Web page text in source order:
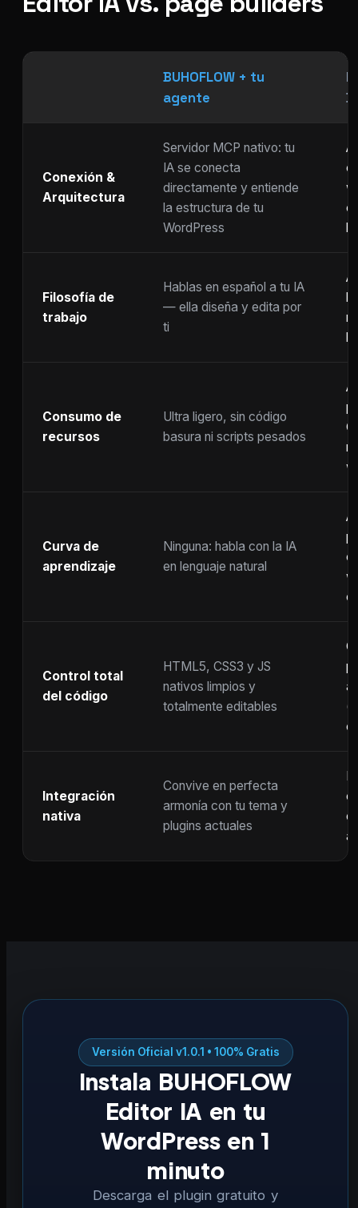
BUHOFLOW + tu
agente
Conexión &
Arquitectura
Servidor MCP nativo: tu
IA se conecta
directamente y entiende
la estructura de tu
WordPress
Filosofía de
trabajo
Hablas en español a tu IA
— ella diseña y edita por
ti
Consumo de
recursos
Ultra ligero, sin código
basura ni scripts pesados
Curva de
aprendizaje
Ninguna: habla con la IA
en lenguaje natural
Control total
del código
HTML5, CSS3 y JS
nativos limpios y
totalmente editables
Integración
nativa
Convive en perfecta
armonía con tu tema y
plugins actuales
Versión Oficial v1.0.1 • 100% Gratis
Instala BUHOFLOW
Editor IA en tu
WordPress en 1
minuto
Descarga el plugin gratuito y